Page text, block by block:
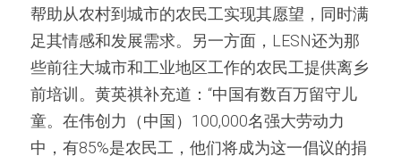
帮助从农村到城市的农民工实现其愿望，同时满
足其情感和发展需求。另一方面，LESN还为那
些前往大城市和工业地区工作的农民工提供离乡
前培训。黄英祺补充道：“中国有数百万留守儿
童。在伟创力（中国）100,000名强大劳动力
中，有85%是农民工，他们将成为这一倡议的捐